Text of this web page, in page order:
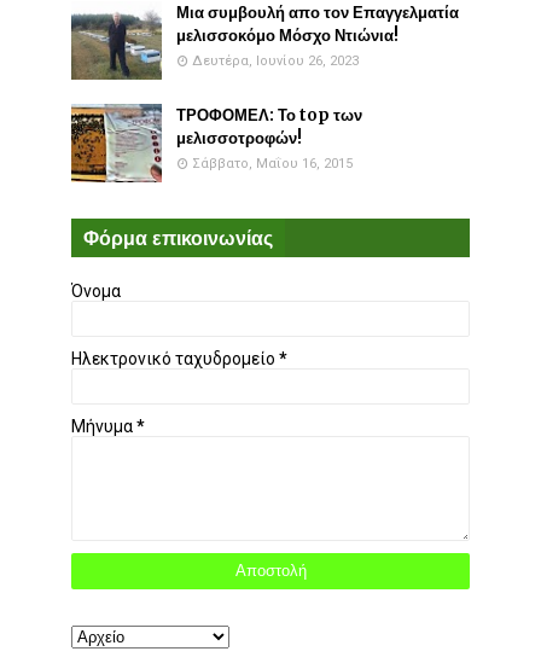
Μια συμβουλή απο τον Επαγγελματία
μελισσοκόμο Μόσχο Ντιώνια!
Δευτέρα, Ιουνίου 26, 2023
ΤΡΟΦΟΜΕΛ: Το top των
μελισσοτροφών!
Σάββατο, Μαΐου 16, 2015
Φόρμα επικοινωνίας
Όνομα
Ηλεκτρονικό ταχυδρομείο *
Μήνυμα*